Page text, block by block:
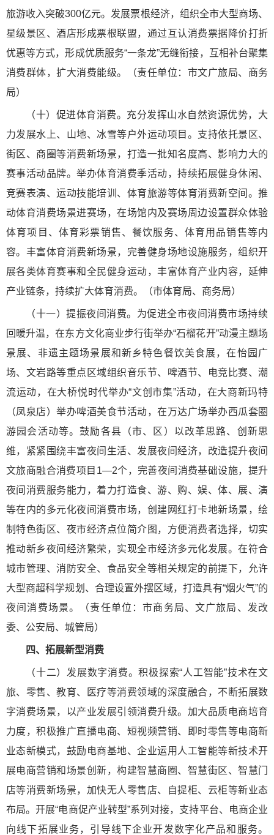
旅游收入突破300亿元。发展票根经济，组织全市大型商场、
星级景区、酒店形成票根联盟，通过互认消费票据降价打折
优惠等方式，形成优质服务“一条龙”无缝衔接，互相补台聚集
消费群体，扩大消费能级。（责任单位：市文广旅局、商务
局）
（十）促进体育消费。充分发挥山水自然资源优势，大
力发展水上、山地、冰雪等户外运动项目。支持依托景区、
街区、商圈等消费新场景，打造一批知名度高、影响力大的
赛事活动品牌。举办体育消费季活动，持续拓展健身休闲、
竞赛表演、运动技能培训、体育旅游等体育消费新空间。推
动体育消费场景进赛场，在场馆内及赛场周边设置群众体验
体育项目、体育彩票销售、餐饮服务、体育用品销售等内
容。丰富体育消费新场景，完善健身场地设施服务，组织开
展各类体育赛事和全民健身运动，丰富体育产业内容，延伸
产业链条，持续扩大体育消费。（市体育局、商务局）
（十一）提振夜间消费。为促进全市夜间消费市场持续
回暖升温，在东方文化商业步行街举办“石榴花开”动漫主题场
景展、非遗主题场景展和新乡特色餐饮美食展，在怡园广
场、文岩路等重点区域组织音乐节、啤酒节、电竞比赛、潮
流运动，在大桥悦时代举办“文创市集”活动，在大商新玛特
（凤泉店）举办啤酒美食节活动，在万达广场举办西瓜套圈
游园会活动等。鼓励各县（市、区）以改革思路、创新思
维，紧紧围绕丰富夜间生活、发展夜间经济，改造提升夜间
文旅商融合消费项目1—2个，完善夜间消费基础设施，提升
夜间消费服务能力，着力打造食、游、购、娱、体、展、演
等在内的多元化夜间消费市场，创建网红打卡地新场景，绘
制特色街区、夜市经济点位简介图，方便消费者选择，切实
推动新乡夜间经济繁荣，实现全市经济多元化发展。在符合
城市管理、消防安全、食品安全等相关规定的前提下，允许
大型商超科学规划、合理设置外摆区域，打造具有“烟火气”的
夜间消费场景。（责任单位：市商务局、文广旅局、发改
委、公安局、城管局）
四、拓展新型消费
（十二）发展数字消费。积极探索“人工智能”技术在文
旅、零售、教育、医疗等消费领域的深度融合，不断拓展数
字消费场景，以产业发展引领消费升级。加大品质电商培育
力度，积极推广直播电商、短视频营销、即时零售等电商新
业态新模式，鼓励电商基地、企业运用人工智能等新技术开
展电商营销和场景创新，构建智慧商圈、智慧街区、智慧门
店等消费新场景，加快无人零售店、自提柜、云柜等新业态
布局。开展“电商促产业转型”系列对接，支持平台、电商企业
向线下拓展业务，引导线下企业开发数字化产品和服务。